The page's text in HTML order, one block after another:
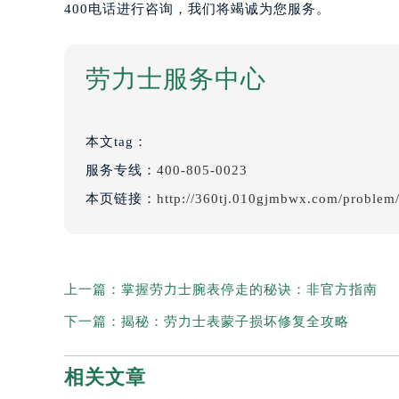
400电话进行咨询，我们将竭诚为您服务。
劳力士服务中心
本文tag：
服务专线： 400-805-0023
本页链接： http://360tj.010gjmbwx.com/
上一篇： 掌握劳力士腕表停走的秘诀：非官方指南
下一篇： 揭秘：劳力士表蒙子损坏修复全攻略
相关文章